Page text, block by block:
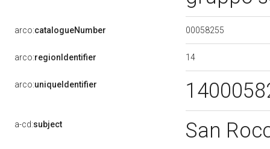
arco:catalogueNumber 00058255
arco:regionIdentifier 14
arco:uniqueIdentifier
a-cd:subject San